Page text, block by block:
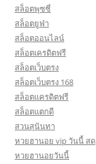
สล็อตพุซซี่
สล็อตยูฟ่า
สล็อตออนไลน์
สล็อตเครดิตฟรี
สล็อตเว็บตรง
สล็อตเว็บตรง 168
สล็อตเเครดิตฟรี
สล็อตแตกดี
สวนสุนันทา
หวยฮานอย vip วันนี้ สด
หวยฮานอยวันนี้